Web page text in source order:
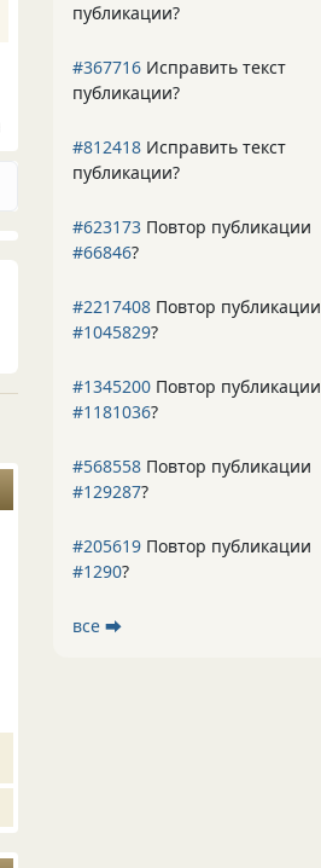
публикации?
#367716 Исправить текст
публикации?
#812418 Исправить текст
публикации?
#623173 Повтор публикации
#66846?
#2217408 Повтор публикации
#1045829?
#1345200 Повтор публикации
#1181036?
#568558 Повтор публикации
#129287?
#205619 Повтор публикации
#1290?
все ⮕